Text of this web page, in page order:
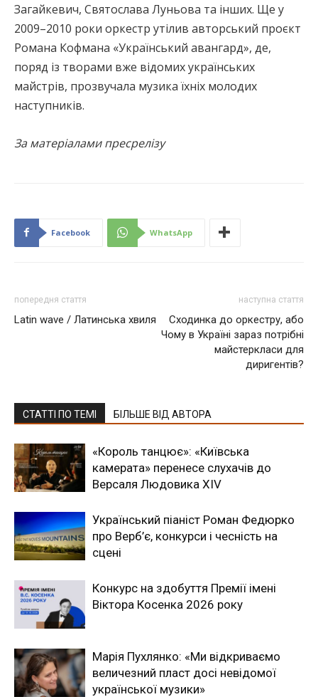
Загайкевич, Святослава Луньова та інших. Ще у
2009–2010 роки оркестр утілив авторський проєкт
Романа Кофмана «Український авангард», де,
поряд із творами вже відомих українських
майстрів, прозвучала музика їхніх молодих
наступників.
За матеріалами пресрелізу
Facebook WhatsApp
попередня стаття
Latin wave / Латинська хвиля
наступна стаття
Сходинка до оркестру, або
Чому в Україні зараз потрібні
майстеркласи для
диригентів?
СТАТТІ ПО ТЕМІ БІЛЬШЕ ВІД АВТОРА
«Король танцює»: «Київська
камерата» перенесе слухачів до
Версаля Людовика XIV
Український піаніст Роман Федюрко
про Верб’є, конкурси і чесність на
сцені
Конкурс на здобуття Премії імені
Віктора Косенка 2026 року
Марія Пухлянко: «Ми відкриваємо
величезний пласт досі невідомої
української музики»